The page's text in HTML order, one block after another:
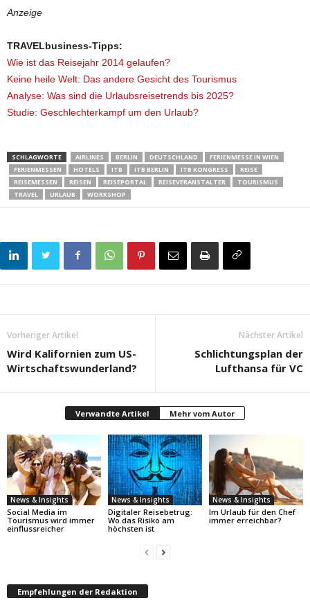
Anzeige
TRAVELbusiness-Tipps:
Wie ist das Reisejahr 2014 gelaufen?
Keine heile Welt: Das andere Gesicht des Tourismus
Analyse: Was sind die Urlaubsreisetrends bis 2025?
Studie: Geschlechterkampf um den Urlaub?
SCHLAGWORTE AIRLINES BERLIN DEUTSCHLAND
FERIENMESSE IN WIEN
FERIENMESSEN
HOTELS ITB ITB BERLIN ITB KONGRESS
REISE
REISEMESSEN
REISEN REISEPORTAL REISEVERANSTALTER
TOURISMUS
TRAVEL
URLAUB WORKSHOP
Vorheriger Artikel
Wird Kalifornien zum US-
Wirtschaftswunderland?
Nächster Artikel
Schlichtungsplan der
Lufthansa für VC
Verwandte Artikel Mehr vom Autor
News & Insights
Social Media im
Tourismus wird immer
einflussreicher
News & Insights
Digitaler Reisebetrug:
Wo das Risiko am
höchsten ist
News & Insights
Im Urlaub für den Chef
immer erreichbar?
Empfehlungen der Redaktion